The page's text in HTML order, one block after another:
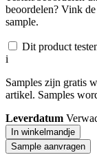
beoordelen? Vink
sample.
Dit product
i
Samples zijn gratis
artikel. Samples
Leverdatum
In winkelmandje
Sample aanvragen